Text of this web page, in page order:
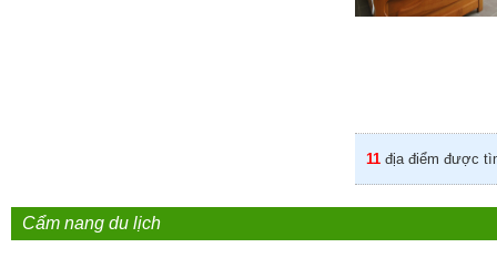
11 địa điểm được
Cẩm nang du lịch